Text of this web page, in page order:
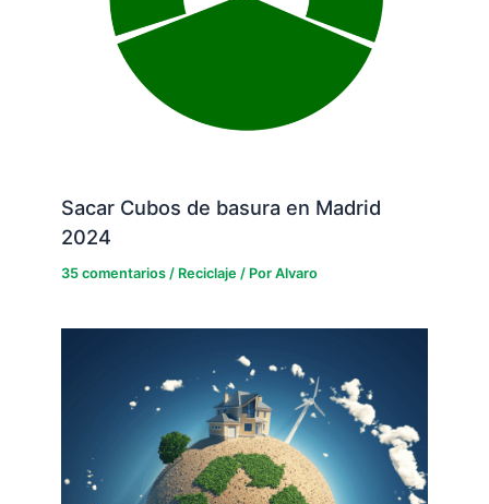
Sacar Cubos de basura en Madrid
2024
35 comentarios / Reciclaje / PorAlvaro